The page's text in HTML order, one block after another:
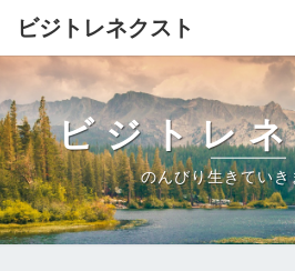
ビジトレネクスト
ビジトレ
のんびり生きていき